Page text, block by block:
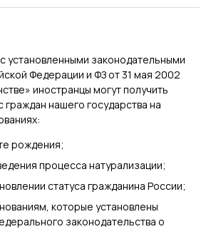
установленными законодательными
Федерации и ФЗ от 31 мая 2002
иностранцы могут получить
граждан нашего государства на
рождения;
процесса натурализации;
статуса гражданина России;
которые установлены
законодательства о